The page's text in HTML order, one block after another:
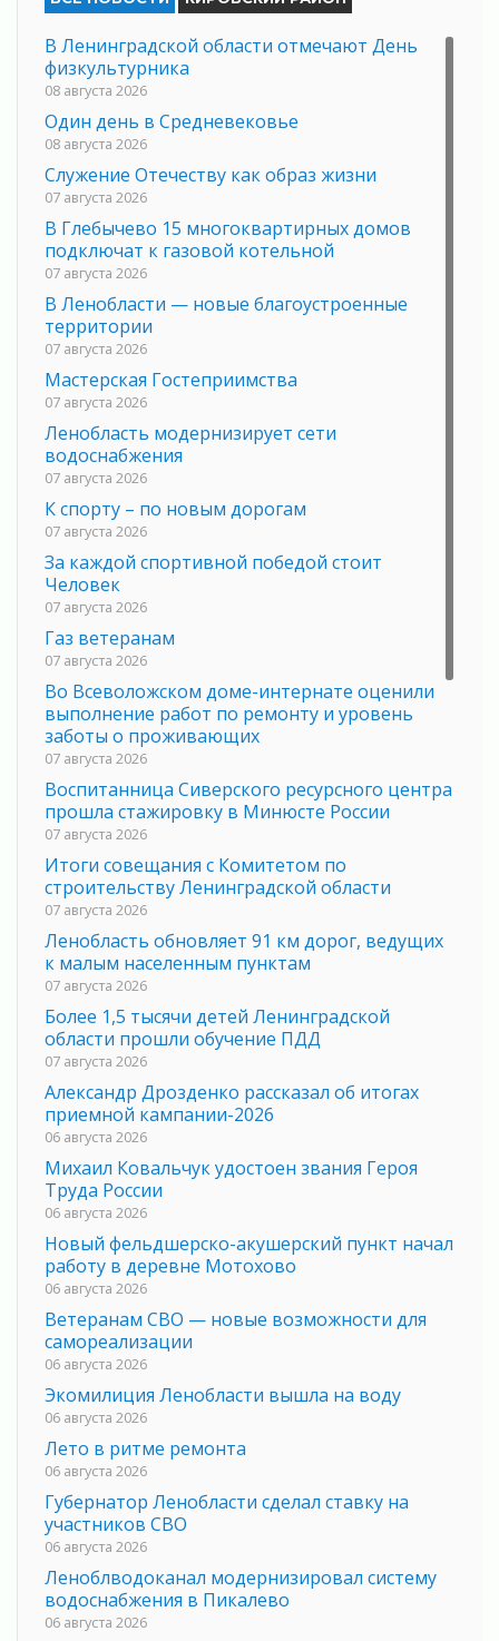
В Ленинградской области отмечают День
физкультурника
08 августа 2026
Один день в Средневековье
08 августа 2026
Служение Отечеству как образ жизни
07 августа 2026
В Глебычево 15 многоквартирных домов
подключат к газовой котельной
07 августа 2026
В Ленобласти — новые благоустроенные
территории
07 августа 2026
Мастерская Гостеприимства
07 августа 2026
Ленобласть модернизирует сети
водоснабжения
07 августа 2026
К спорту – по новым дорогам
07 августа 2026
За каждой спортивной победой стоит
Человек
07 августа 2026
Газ ветеранам
07 августа 2026
Во Всеволожском доме-интернате оценили
выполнение работ по ремонту и уровень
заботы о проживающих
07 августа 2026
Воспитанница Сиверского ресурсного центра
прошла стажировку в Минюсте России
07 августа 2026
Итоги совещания с Комитетом по
строительству Ленинградской области
07 августа 2026
Ленобласть обновляет 91 км дорог, ведущих
к малым населенным пунктам
07 августа 2026
Более 1,5 тысячи детей Ленинградской
области прошли обучение ПДД
07 августа 2026
Александр Дрозденко рассказал об итогах
приемной кампании-2026
06 августа 2026
Михаил Ковальчук удостоен звания Героя
Труда России
06 августа 2026
Новый фельдшерско-акушерский пункт начал
работу в деревне Мотохово
06 августа 2026
Ветеранам СВО — новые возможности для
самореализации
06 августа 2026
Экомилиция Ленобласти вышла на воду
06 августа 2026
Лето в ритме ремонта
06 августа 2026
Губернатор Ленобласти сделал ставку на
участников СВО
06 августа 2026
Леноблводоканал модернизировал систему
водоснабжения в Пикалево
06 августа 2026